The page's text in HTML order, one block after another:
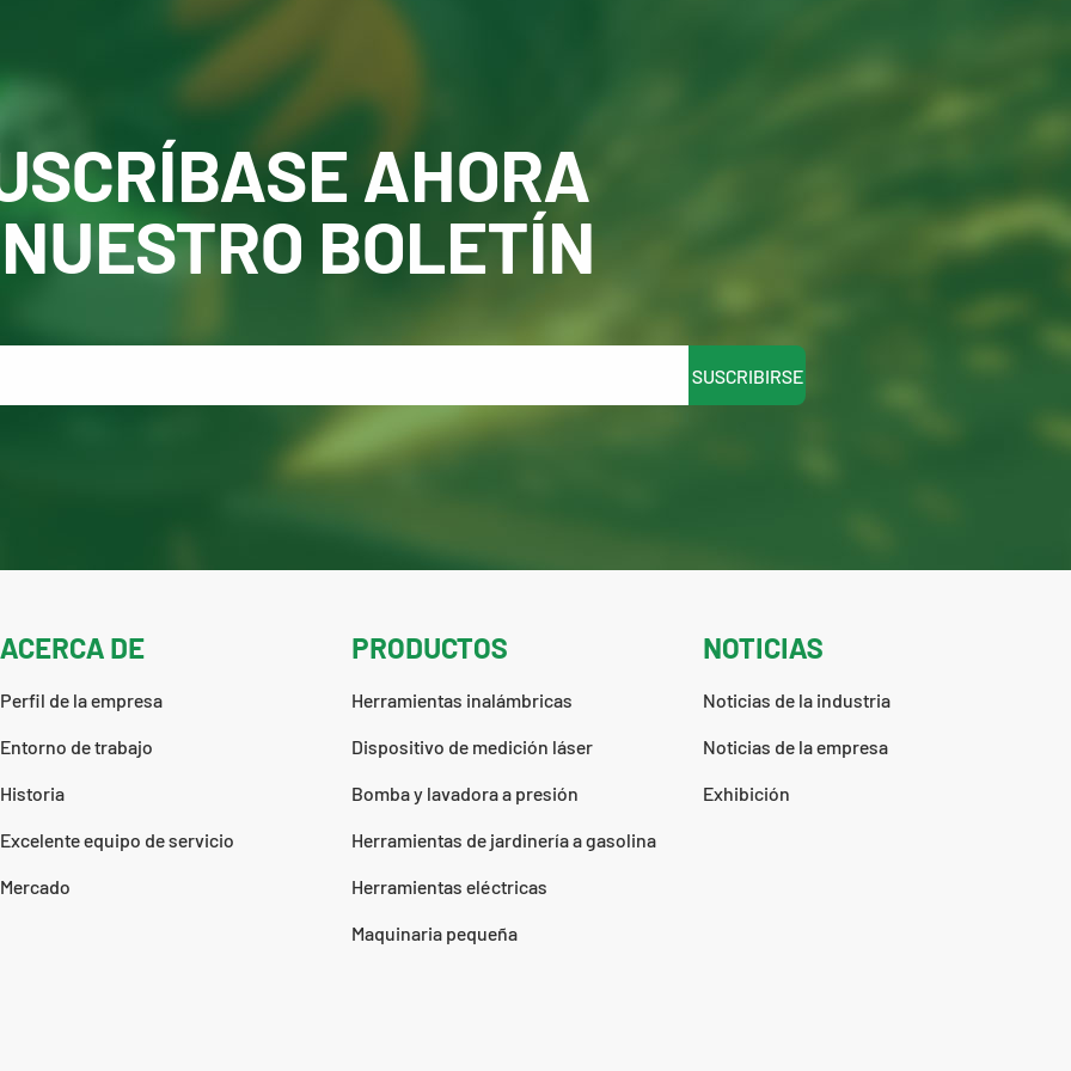
AHORA
BOLETÍN
SUSCRIBIRSE
ACERCA DE
Perfil de la empresa
Entorno de trabajo
Historia
Excelente equipo de servicio
Mercado
PRODUCTOS
Herramientas inalámbricas
Dispositivo de medición láser
Bomba y lavadora a presión
Herramientas de jardinería a gasolina
Herramientas eléctricas
Maquinaria pequeña
NOTICIAS
Noticias de la industria
Noticias de la empresa
Exhibición